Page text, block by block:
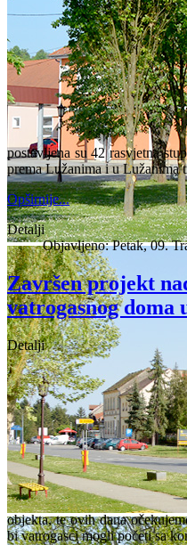
postavljena su 42 rasvjetna
prema Lužanima i u Lužanima
Opširnije...
Detalji
Objavljeno: Petak, 09.
Završen projekt
vatrogasnog doma
Detalji
objekta, te ovih dana
bi vatrogasci mogli početi sa